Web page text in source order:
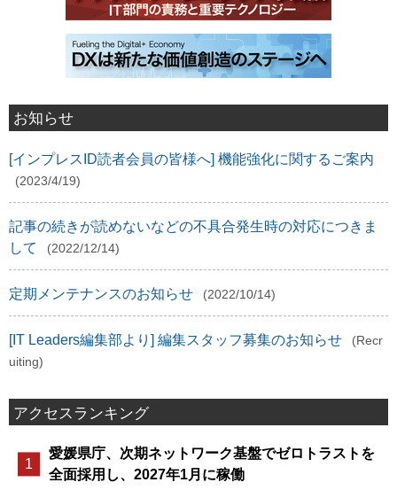
お知らせ
[インプレスID読者会員の皆様へ] 機能強化に関するご案内
(2023/4/19)
記事の続きが読めないなどの不具合発生時の対応につきま
して
(2022/12/14)
定期メンテナンスのお知らせ (2022/10/14)
[IT Leaders編集部より] 編集スタッフ募集のお知らせ
(Recr
uiting)
アクセスランキング
愛媛県庁、次期ネットワーク基盤でゼロトラストを
全面採用し、2027年1月に稼働